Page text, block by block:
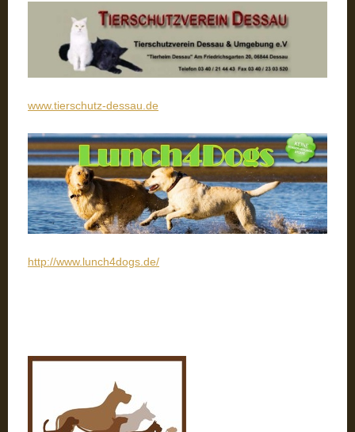
www.tierschutz-dessau.de
http://www.lunch4dogs.de/